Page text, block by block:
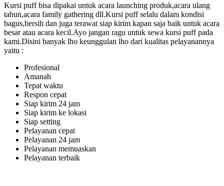
Kursi puff bisa dipakai untuk acara launching produk,acara ulang
tahun,acara family gathering dll.Kursi puff selalu dalam kondisi
bagus,bersih dan juga terawat siap kirim kapan saja baik untuk acara
besar atau acara kecil.Ayo jangan ragu untuk sewa kursi puff pada
kami.Disini banyak lho keunggulan lho dari kualitas pelayanannya
yaitu :
Profesional
Amanah
Tepat waktu
Respon cepat
Siap kirim 24 jam
Siap kirim ke lokasi
Siap setting
Pelayanan cepat
Pelayanan 24 jam
Pelayanan memuaskan
Pelayanan terbaik